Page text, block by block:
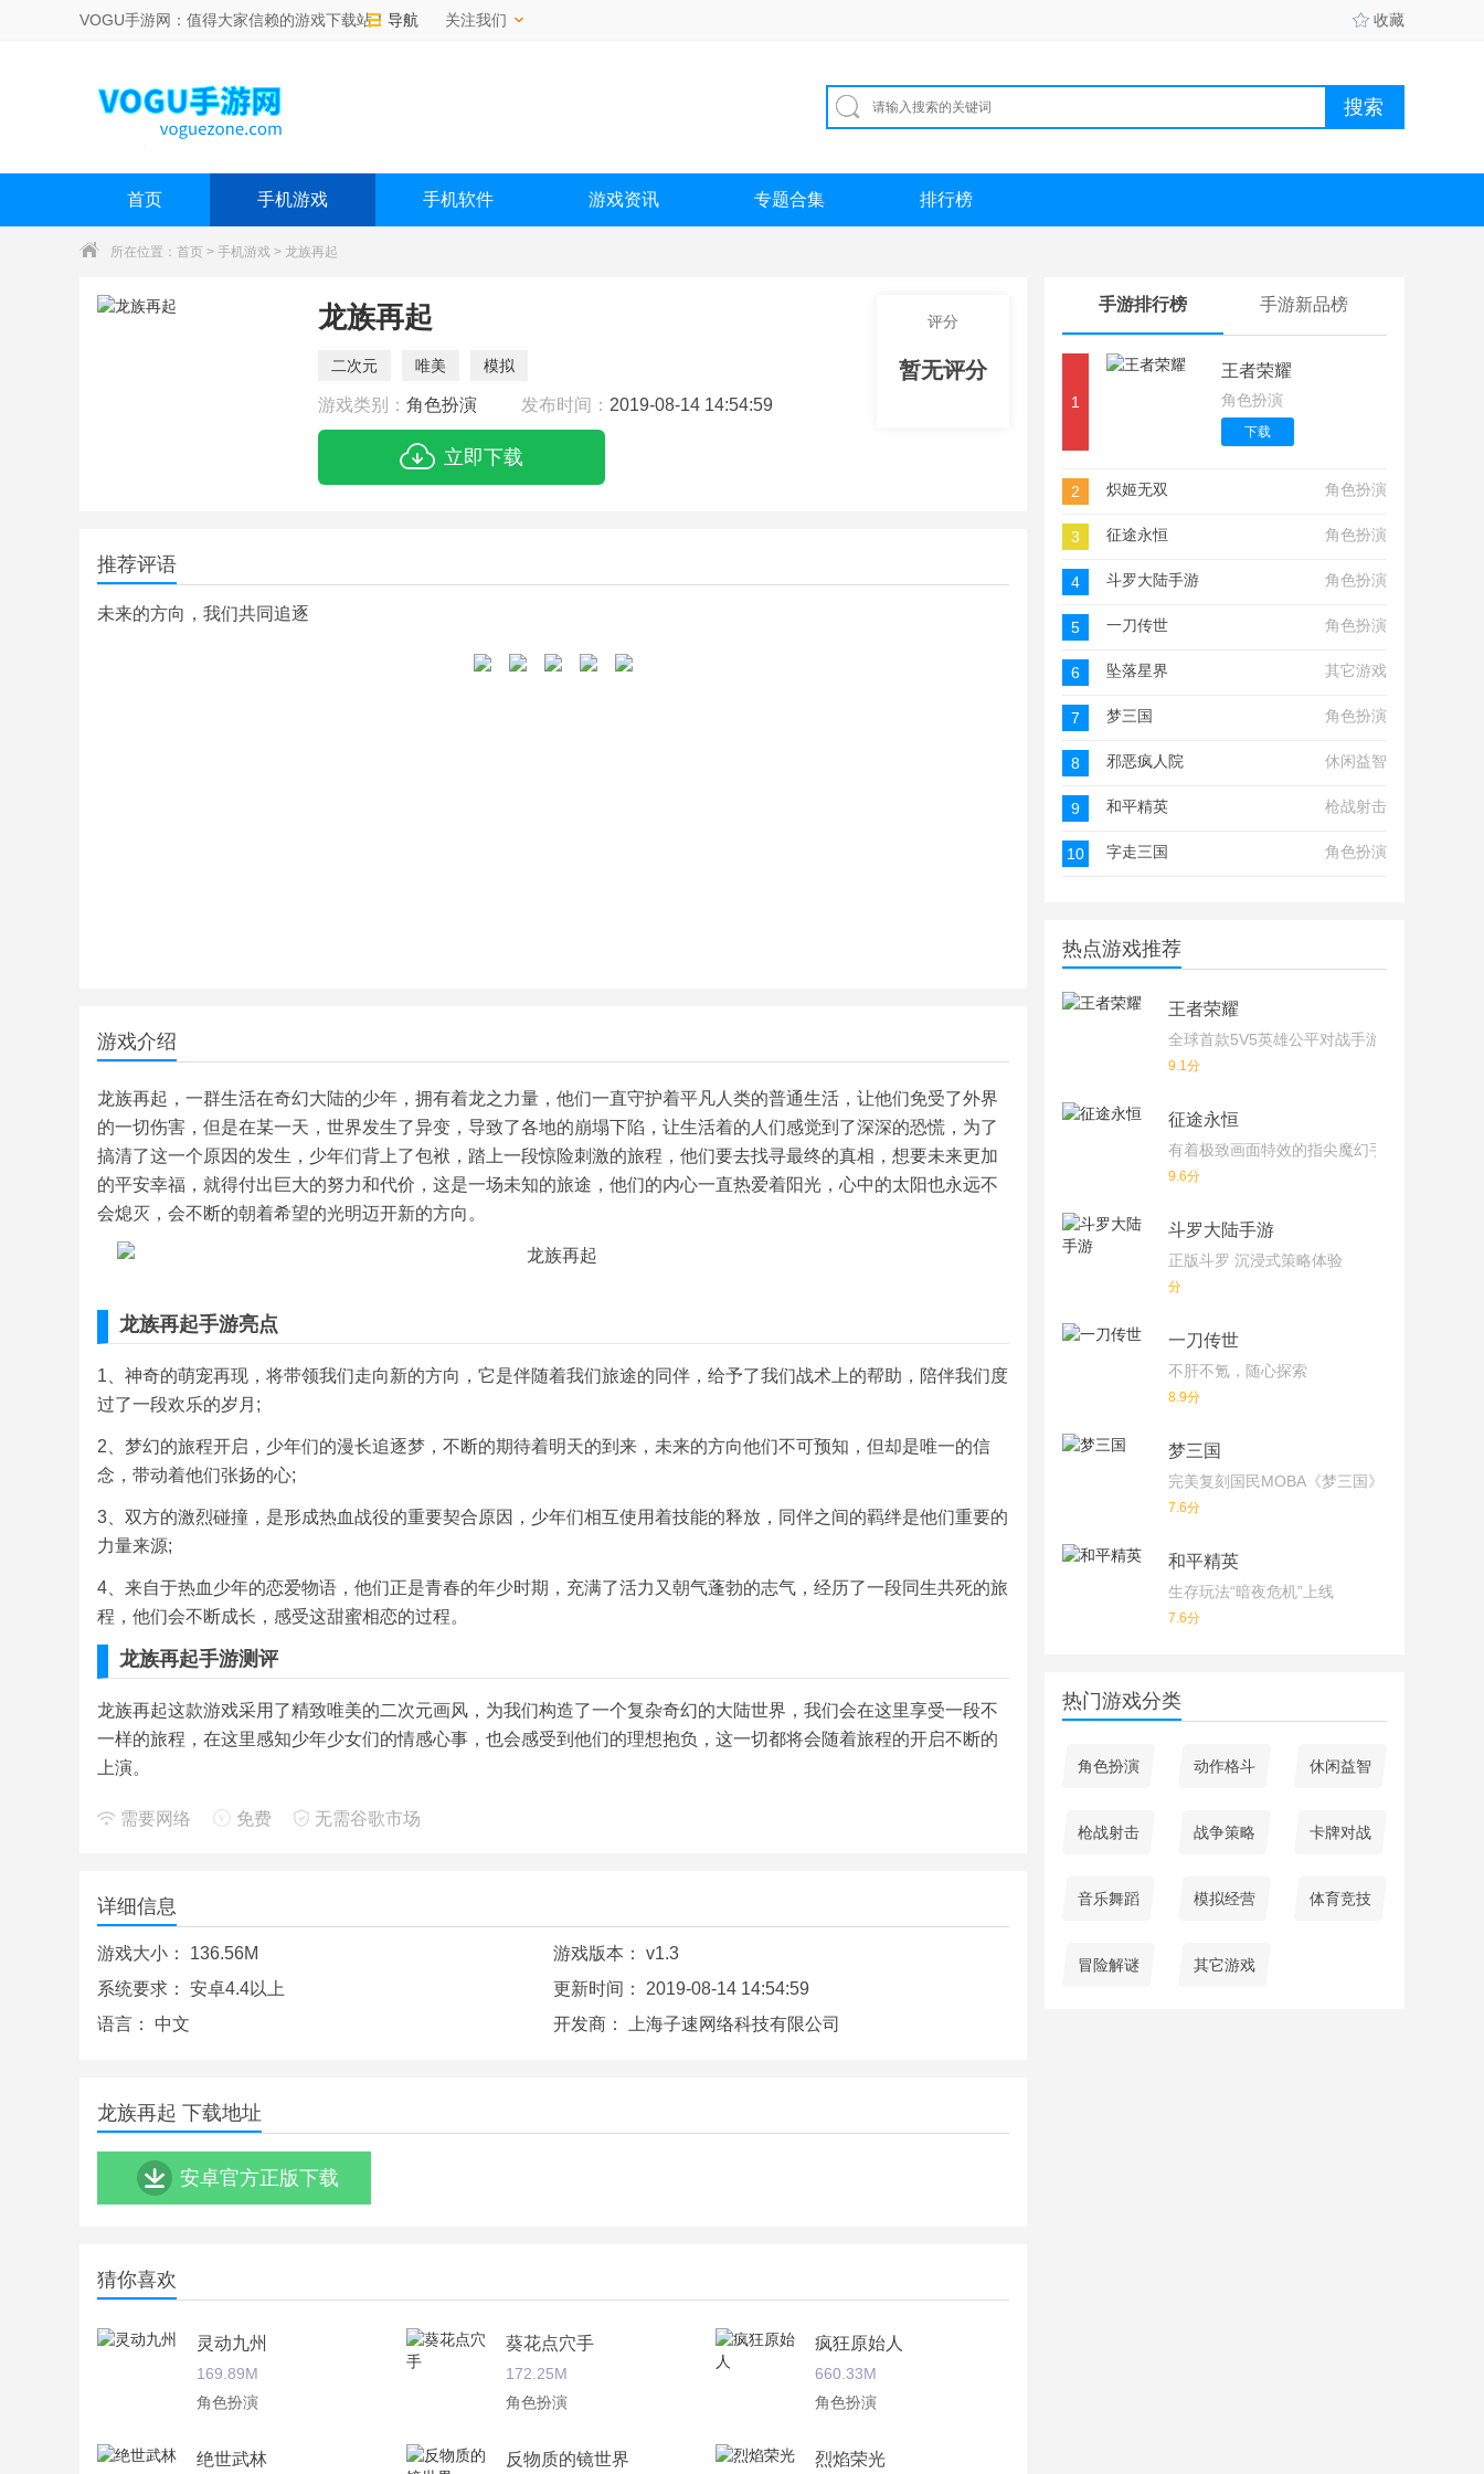
VOGU手游网：值得大家信赖的游戏下载站！ 导航 关注我们 收藏
首页 手机游戏 手机软件 游戏资讯 专题合集 排行榜
所在位置： 首页 > 手机游戏 > 龙族再起
龙族再起
二次元 唯美 模拟
游戏类别： 角色扮演 发布时间： 2019-08-14 14:54:59
立即下载
评分
暂无评分
推荐评语
未来的方向，我们共同追逐
游戏介绍
龙族再起，一群生活在奇幻大陆的少年，拥有着龙之力量，他们一直守护着平凡人类的普通生活，让他们免受了外界
的一切伤害，但是在某一天，世界发生了异变，导致了各地的崩塌下陷，让生活着的人们感觉到了深深的恐慌，为了
搞清了这一个原因的发生，少年们背上了包袱，踏上一段惊险刺激的旅程，他们要去找寻最终的真相，想要未来更加
的平安幸福，就得付出巨大的努力和代价，这是一场未知的旅途，他们的内心一直热爱着阳光，心中的太阳也永远不
会熄灭，会不断的朝着希望的光明迈开新的方向。
龙族再起手游亮点
1、神奇的萌宠再现，将带领我们走向新的方向，它是伴随着我们旅途的同伴，给予了我们战术上的帮助，陪伴我们度
过了一段欢乐的岁月;
2、梦幻的旅程开启，少年们的漫长追逐梦，不断的期待着明天的到来，未来的方向他们不可预知，但却是唯一的信
念，带动着他们张扬的心;
3、双方的激烈碰撞，是形成热血战役的重要契合原因，少年们相互使用着技能的释放，同伴之间的羁绊是他们重要的
力量来源;
4、来自于热血少年的恋爱物语，他们正是青春的年少时期，充满了活力又朝气蓬勃的志气，经历了一段同生共死的旅
程，他们会不断成长，感受这甜蜜相恋的过程。
龙族再起手游测评
龙族再起这款游戏采用了精致唯美的二次元画风，为我们构造了一个复杂奇幻的大陆世界，我们会在这里享受一段不
一样的旅程，在这里感知少年少女们的情感心事，也会感受到他们的理想抱负，这一切都将会随着旅程的开启不断的
上演。
需要网络 免费 无需谷歌市场
详细信息
游戏大小： 136.56M 游戏版本： v1.3
系统要求： 安卓4.4以上 更新时间： 2019-08-14 14:54:59
语言： 中文 开发商： 上海子速网络科技有限公司
龙族再起 下载地址
安卓官方正版下载
猜你喜欢
灵动九州
169.89M
角色扮演
葵花点穴手
172.25M
角色扮演
疯狂原始人
660.33M
角色扮演
绝世武林 反物质的镜世界 烈焰荣光
手游排行榜 手游新品榜
1
王者荣耀
角色扮演
下载
2 炽姬无双 角色扮演
3 征途永恒 角色扮演
4 斗罗大陆手游 角色扮演
5 一刀传世 角色扮演
6 坠落星界 其它游戏
7 梦三国 角色扮演
8 邪恶疯人院 休闲益智
9 和平精英 枪战射击
10 字走三国 角色扮演
热点游戏推荐
王者荣耀
全球首款5V5英雄公平对战手游
9.1分
征途永恒
有着极致画面特效的指尖魔幻手游
9.6分
斗罗大陆手游
正版斗罗 沉浸式策略体验
分
一刀传世
不肝不氪，随心探索
8.9分
梦三国
完美复刻国民MOBA《梦三国》端游！
7.6分
和平精英
生存玩法“暗夜危机”上线
7.6分
热门游戏分类
角色扮演 动作格斗 休闲益智
枪战射击 战争策略 卡牌对战
音乐舞蹈 模拟经营 体育竞技
冒险解谜 其它游戏